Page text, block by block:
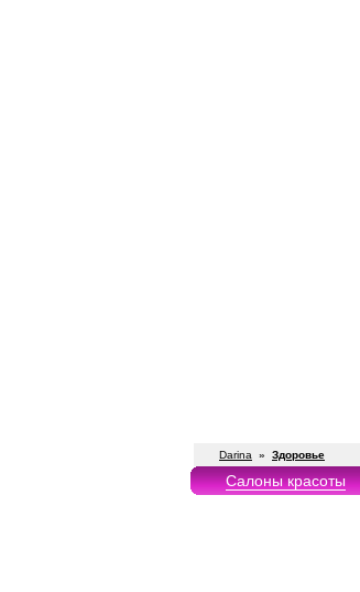
Darina » Здоровье
Салоны красоты